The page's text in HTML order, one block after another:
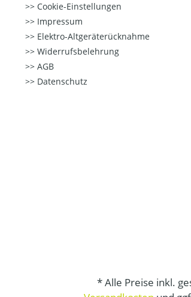
Cookie-Einstellungen
Impressum
Elektro-Altgeräterücknahme
Widerrufsbelehrung
AGB
Datenschutz
* Alle Preise inkl.